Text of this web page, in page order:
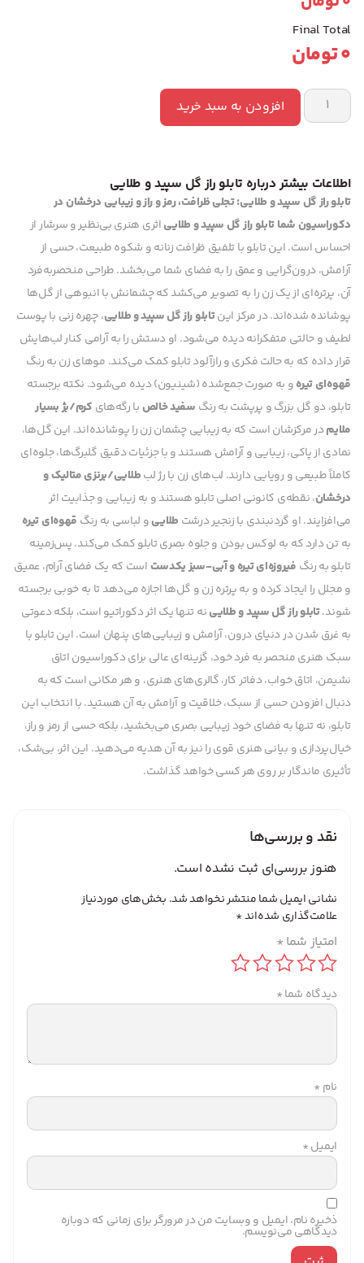
Final Total
0تومان
افزودن به سبد خرید
اطلاعات بیشتر درباره تابلو راز گل سپید و طلایی
تابلو راز گل سپید و طلایی: تجلی ظرافت، رمز و راز و زیبایی درخشان در
دکوراسیون شماتابلو راز گل سپید و طلاییاثری هنری بی‌نظیر و سرشار از
احساس است. این تابلو با تلفیق ظرافت زنانه و شکوه طبیعت، حسی از
آرامش، درون‌گرایی و عمق را به فضای شما می‌بخشد. طراحی منحصربه‌فرد
آن، پرتره‌ای از یک زن را به تصویر می‌کشد که چشمانش با انبوهی از گل‌ها
پوشانده شده‌اند. در مرکز اینتابلو راز گل سپید و طلایی، چهره زنی با پوست
لطیف و حالتی متفکرانه دیده می‌شود. او دستش را به آرامی کنار لب‌هایش
قرار داده که به حالت فکری و رازآلود تابلو کمک می‌کند. موهای زن به رنگ
قهوه‌ای تیرهو به صورت جمع‌شده (شینیون) دیده می‌شود. نکته برجسته
تابلو، دو گل بزرگ و پرپشت به رنگ سفید خالص با رگه‌های کرم/بژ بسیار
ملایمدر مرکزشان است که به زیبایی چشمان زن را پوشانده‌اند. این گل‌ها،
نمادی از پاکی، زیبایی و آرامش هستند و با جزئیات دقیق گلبرگ‌ها، جلوه‌ای
کاملاً طبیعی و رویایی دارند. لب‌های زن با رژ لبطلایی/برنزی متالیک و
درخشان، نقطه‌ی کانونی اصلی تابلو هستند و به زیبایی و جذابیت اثر
می‌افزایند. او گردنبندی با زنجیر درشت طلاییو لباسی به رنگ قهوه‌ای تیره
به تن دارد که به لوکس بودن و جلوه بصری تابلو کمک می‌کند. پس‌زمینه
تابلو به رنگ فیروزه‌ای تیره و آبی-سبز یکدست است که یک فضای آرام، عمیق
و مجلل را ایجاد کرده و به پرتره زن و گل‌ها اجازه می‌دهد تا به خوبی برجسته
شوند.تابلو راز گل سپید و طلایینه تنها یک اثر دکوراتیو است، بلکه دعوتی
به غرق شدن در دنیای درون، آرامش و زیبایی‌های پنهان است. این تابلو با
سبک هنری منحصر به فرد خود، گزینه‌ای عالی برای دکوراسیون اتاق
نشیمن، اتاق خواب، دفاتر کار، گالری‌های هنری، و هر مکانی است که به
دنبال افزودن حسی از سبک، خلاقیت و آرامش به آن هستید. با انتخاب این
تابلو، نه تنها به فضای خود زیبایی بصری می‌بخشید، بلکه حسی از رمز و راز،
خیال‌پردازی و بیانی هنری قوی را نیز به آن هدیه می‌دهید. این اثر، بی‌شک،
تأثیری ماندگار بر روی هر کسی خواهد گذاشت.
نقد و بررسی‌ها
هنوز بررسی‌ای ثبت نشده است.
نشانی ایمیل شما منتشر نخواهد شد. بخش‌های موردنیاز
علامت‌گذاری شده‌اند*
امتیاز شما *
دیدگاه شما*
نام *
ایمیل*
ذخیره نام، ایمیل و وبسایت من در مرورگر برای زمانی که دوباره
دیدگاهی می‌نویسم.